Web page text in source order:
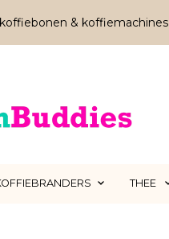
& koffiemachines
THEE